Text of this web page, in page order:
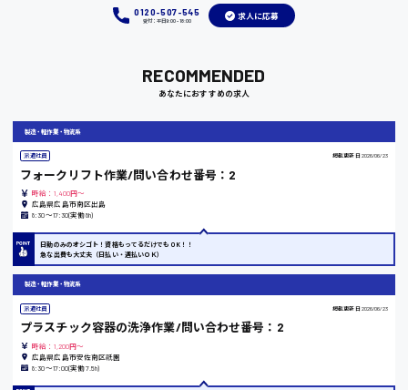
大阪府
竹原市
熊本県
時給1100円～
時給1300円〜
0120-507-545
受付：平日9:00 - 18:00
求人に応募
RECOMMENDED
あなたにおすすめの求人
製造・軽作業・物流系
派遣社員 掲載更新日 2026/06/23
フォークリフト作業/問い合わせ番号：2
時給：1,400円～
広島県広島市南区出島
8:30〜17:30(実働8h)
日勤のみのオシゴト！資格もってるだけでもOK！！
急な出費も大丈夫（日払い・週払いＯＫ）
製造・軽作業・物流系
派遣社員 掲載更新日 2026/06/23
プラスチック容器の洗浄作業/問い合わせ番号：2
時給：1,200円～
広島県広島市安佐南区祇園
8:30〜17:00(実働7.5h)